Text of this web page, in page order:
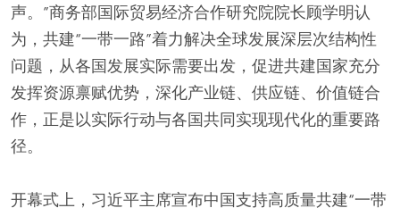
声。”商务部国际贸易经济合作研究院院长顾学明认
为，共建“一带一路”着力解决全球发展深层次结构性
问题，从各国发展实际需要出发，促进共建国家充分
发挥资源禀赋优势，深化产业链、供应链、价值链合
作，正是以实际行动与各国共同实现现代化的重要路
径。
开幕式上，习近平主席宣布中国支持高质量共建“一带